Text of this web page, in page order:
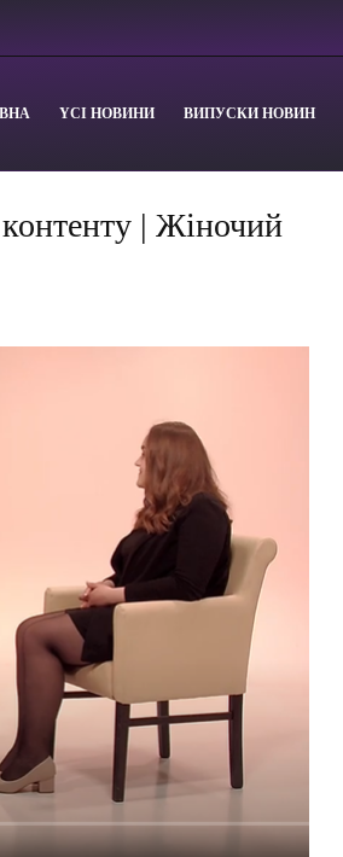
YСІ НОВИНИ ВИПУСКИ НОВИН
| Жіночий